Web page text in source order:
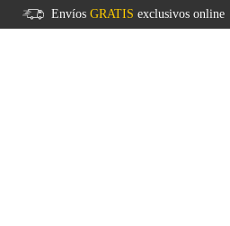
Envíos GRATIS exclusivos online